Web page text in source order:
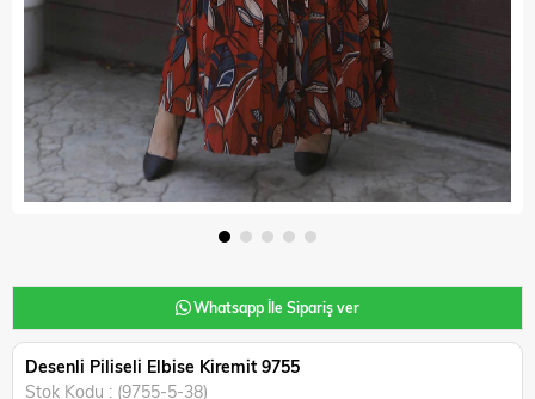
Whatsapp İle Sipariş ver
Desenli Piliseli Elbise Kiremit 9755
Stok Kodu
(9755-5-38)